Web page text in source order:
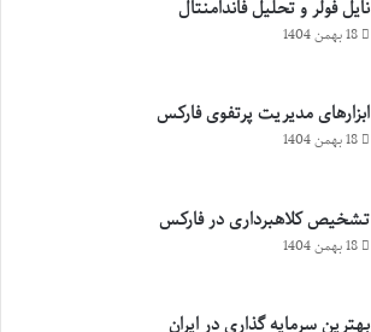
نایل فولر و تحلیل فاندامنتال
18 بهمن 1404
ابزارهای مدیریت پرتفوی فارکس
18 بهمن 1404
تشخیص کلاهبرداری در فارکس
18 بهمن 1404
بهترین سرمایه گذاری در ایران